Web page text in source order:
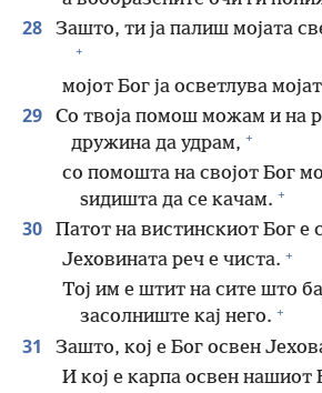
28 Зашто, ти ја палиш мојата
+
мојот Бог ја осветлува
29
Со твоја помош можам и на
дружина да удрам, +
со помошта на својот Бог
ѕидишта да се качам. +
30 Патот на вистинскиот Бог е
Јеховината реч е чиста. +
Тој им е штит на сите што
засолниште кај него. +
31 Зашто, кој е Бог освен
И кој е карпа освен нашиот